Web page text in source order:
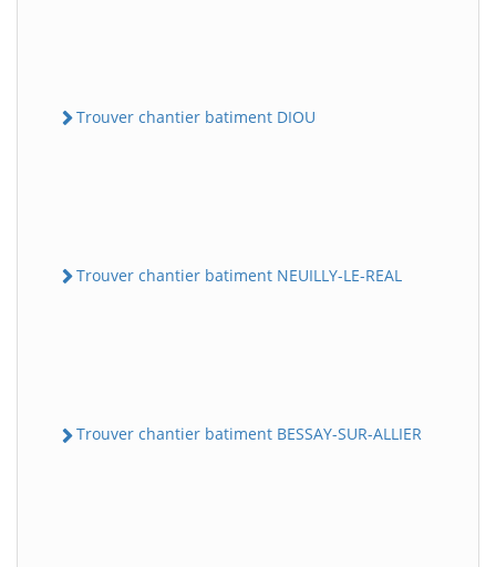
Trouver chantier batiment DIOU
Trouver chantier batiment NEUILLY-LE-REAL
Trouver chantier batiment BESSAY-SUR-ALLIER